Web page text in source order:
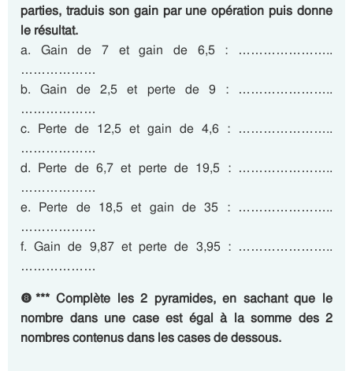
parties, traduis son gain par une opération puis donne
le résultat.
a. Gain de 7 et gain de 6,5 : …………………..
………………
b. Gain de 2,5 et perte de 9 : …………………..
………………
c. Perte de 12,5 et gain de 4,6 : …………………..
………………
d. Perte de 6,7 et perte de 19,5 : …………………..
………………
e. Perte de 18,5 et gain de 35 : …………………..
………………
f. Gain de 9,87 et perte de 3,95 : …………………..
………………
❽*** Complète les 2 pyramides, en sachant que le
nombre dans une case est égal à la somme des 2
nombres contenus dans les cases de dessous.